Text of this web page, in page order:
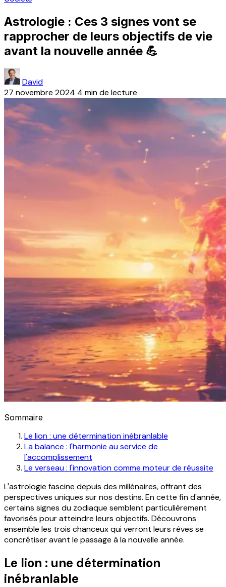
Astrologie : Ces 3 signes vont se
rapprocher de leurs objectifs de vie
avant la nouvelle année 💪
David
27 novembre 2024 4 min de lecture
Sommaire
Le lion : une détermination inébranlable
La balance : l'harmonie au service de
l'accomplissement
Le verseau : l'innovation comme moteur de réussite
L'astrologie fascine depuis des millénaires, offrant des
perspectives uniques sur nos destins. En cette fin d'année,
certains signes du zodiaque semblent particulièrement
favorisés pour atteindre leurs objectifs. Découvrons
ensemble les trois chanceux qui verront leurs rêves se
concrétiser avant le passage à la nouvelle année.
Le lion : une détermination
inébranlable